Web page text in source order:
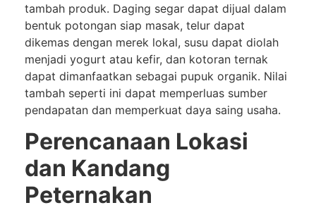
tambah produk. Daging segar dapat dijual dalam
bentuk potongan siap masak, telur dapat
dikemas dengan merek lokal, susu dapat diolah
menjadi yogurt atau kefir, dan kotoran ternak
dapat dimanfaatkan sebagai pupuk organik. Nilai
tambah seperti ini dapat memperluas sumber
pendapatan dan memperkuat daya saing usaha.
Perencanaan Lokasi
dan Kandang
Peternakan